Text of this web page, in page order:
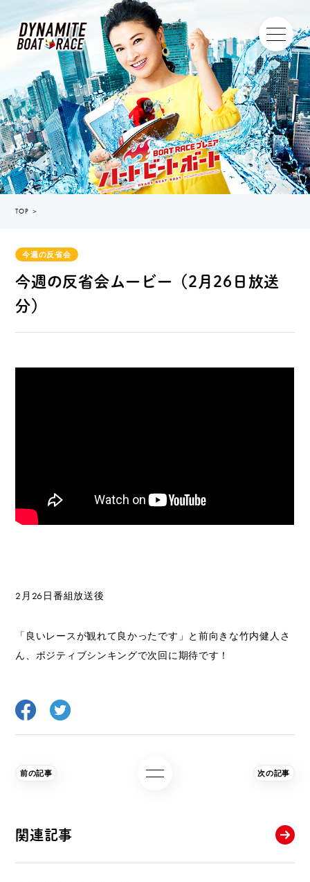
TOP ＞
今週の反省会
今週の反省会ムービー（2月26日放送
分）
2月26日番組放送後
「良いレースが観れて良かったです」と前向きな竹内健人さ
ん、ポジティブシンキングで次回に期待です！
前の記事 次の記事
関連記事